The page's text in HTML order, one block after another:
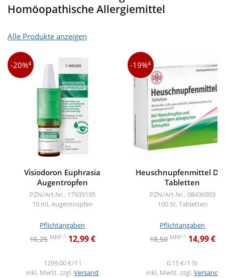
Homöopathische Allergiemittel
Alle Produkte anzeigen
-20%4
Visiodoron Euphrasia
Augentropfen
PZN/Art.Nr.: 17935195
10 ml, Augentropfen
Pflichtangaben
16,25 MRP 2 12,99 €
1299,00 €/1 l
inkl. MwSt. zzgl.Versand
-19%4
Heuschnupfenmittel
Tabletten
PZN/Art.Nr.: 08436903
100 St, Tabletten
Pflichtangaben
18,50 MRP 2 14,99 €
0,15 €/1 St
inkl. MwSt. zzgl.Versand